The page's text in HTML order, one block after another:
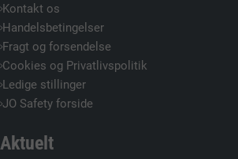
Kontakt os
Handelsbetingelser
Fragt og forsendelse
Cookies og Privatlivspolitik
Ledige stillinger
JO Safety forside
Aktuelt